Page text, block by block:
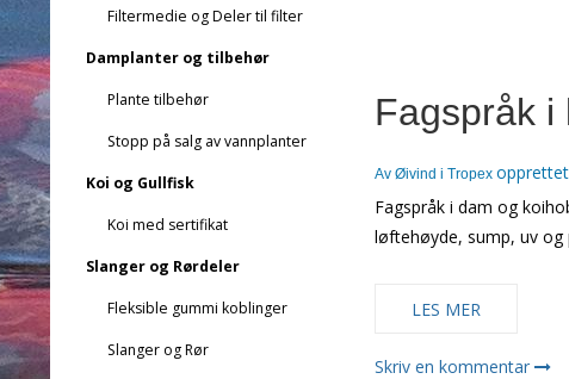
Filtermedie og Deler til filter
Damplanter og tilbehør
Plante tilbehør
Stopp på salg av vannplanter
Koi og Gullfisk
Koi med sertifikat
Slanger og Rørdeler
Fleksible gummi koblinger
Slanger og Rør
Fagspråk i
AvØivind i Tropex
Fagspråk i dam og
løftehøyde, sump, uv
LES MER
Skriv en kommentar